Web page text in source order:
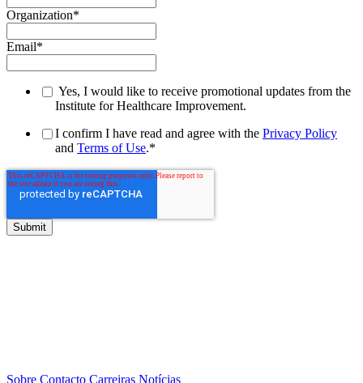
Organization*
Email*
Yes, I would like to receive promotional updates from the
Institute for Healthcare Improvement.
I confirm I have read and agree with the Privacy Policy
and Terms of Use.*
Sobre Contacto Carreiras Notícias